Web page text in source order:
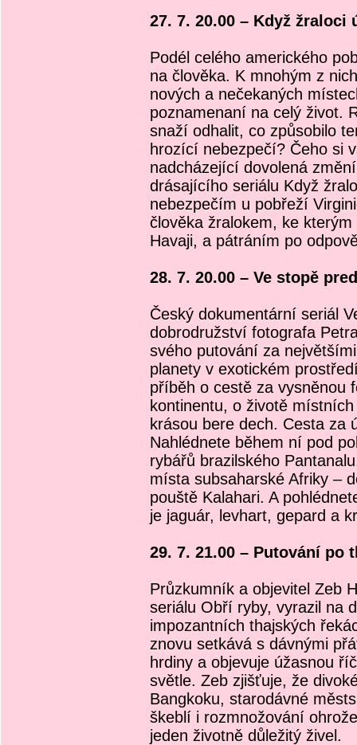
27. 7. 20.00 – Když žraloci
Podél celého amerického
na člověka. K mnohým z
nových a nečekaných
poznamenaní na celý život.
snaží odhalit, co způsobilo
hrozící nebezpečí? Čeho si
nadcházející dovolená
drásajícího seriálu Když
nebezpečím u pobřeží
člověka žralokem, ke
Havaji, a pátráním po
28. 7. 20.00 – Ve stopě
Český dokumentární seriál
dobrodružství fotografa
svého putování za
planety v exotickém
příběh o cestě za vysněnou
kontinentu, o životě
krásou bere dech. Cesta za
Nahlédnete během ní pod
rybářů brazilského
místa subsaharské Afriky –
pouště Kalahari. A
je jaguár, levhart, gepard a
29. 7. 21.00 – Putování po
Průzkumník a objevitel Zeb
seriálu Obří ryby, vyrazil na
impozantních thajských
znovu setkává s dávnými
hrdiny a objevuje úžasnou
světle. Zeb zjišťuje, že
Bangkoku, starodávné
škeblí i rozmnožování
jeden životně důležitý živel.